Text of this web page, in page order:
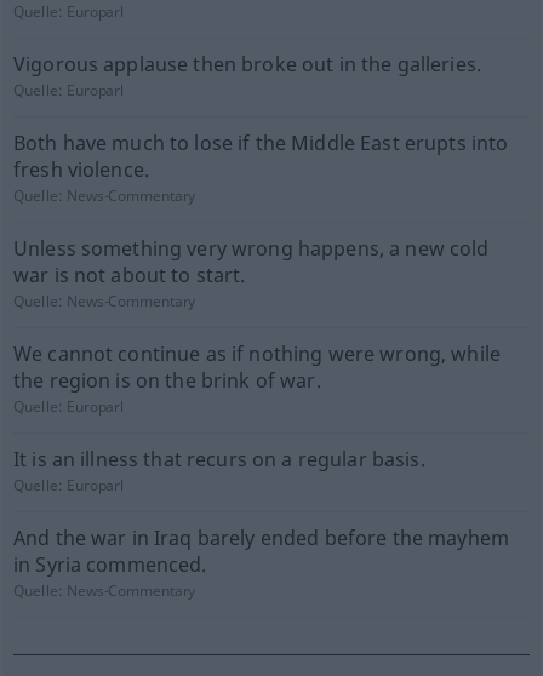
Quelle: Europarl
Vigorous applause then broke out in the galleries.
Quelle: Europarl
Both have much to lose if the Middle East erupts into
fresh violence.
Quelle: News-Commentary
Unless something very wrong happens, a new cold
war is not about to start.
Quelle: News-Commentary
We cannot continue as if nothing were wrong, while
the region is on the brink of war.
Quelle: Europarl
It is an illness that recurs on a regular basis.
Quelle: Europarl
And the war in Iraq barely ended before the mayhem
in Syria commenced.
Quelle: News-Commentary